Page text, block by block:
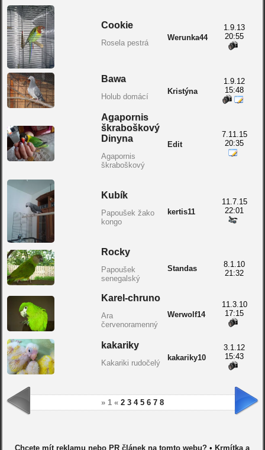
Cookie
Rosela pestrá
Werunka44
1.9.13
20:55
Bawa
Holub domácí
Kristýna
1.9.12
15:48
Agapornis
škraboškový
Dinyna
Agapornis
škraboškový
Edit
7.11.15
20:35
Kubík
Papoušek žako
kongo
kertis11
11.7.15
22:01
Rocky
Papoušek
senegalský
Standas
8.1.10
21:32
Karel-chruno
Ara
červenoramenný
Werwolf14
11.3.10
17:15
kakariky
Kakariki rudočelý
kakariky10
3.1.12
15:43
» 1 « 2 3 4 5 6 7 8
Chcete mít reklamu nebo PR článek na tomto webu? • Krmítka a